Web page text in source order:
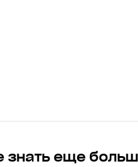
знать еще